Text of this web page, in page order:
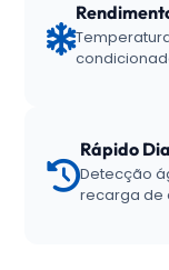
Rápido
Detecção
recarga de